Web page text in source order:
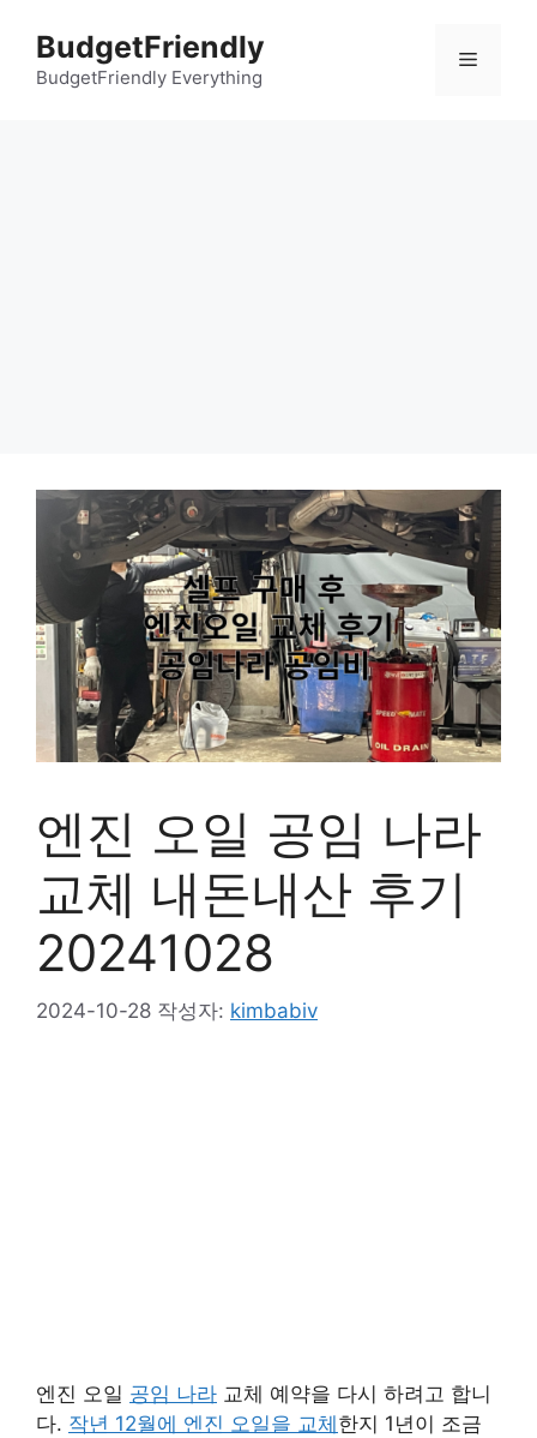
BudgetFriendly
BudgetFriendly Everything
메
엔진 오일 공임 나라
교체 내돈내산 후기
20241028
2024-10-28 작성자: kimbabiv
엔진 오일 공임 나라 교체 예약을 다시 하려고 합니
다. 작년 12월에 엔진 오일을 교체 한지 1년이 조금